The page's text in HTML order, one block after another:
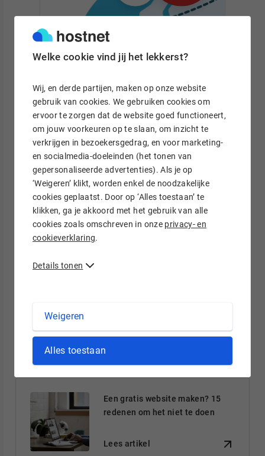
Welke cookie vind jij het lekkerst?
Wij, en derde partijen, maken op onze website
gebruik van cookies. We gebruiken cookies om
ervoor te zorgen dat de website goed functioneert,
om jouw voorkeuren op te slaan, om inzicht te
verkrijgen in bezoekersgedrag, en voor marketing-
en socialmedia-doeleinden (het tonen van
gepersonaliseerde advertenties). Als je op
‘Weigeren’ klikt, worden enkel de noodzakelijke
cookies geplaatst. Door op ‘Alles toestaan’ te
klikken, ga je akkoord met het gebruik van alle
cookies zoals omschreven in onze privacy- en
cookieverklaring.
Details tonen
Weigeren
Alles toestaan
Meer relevante blogartikelen
Websitestructuur voor beginners
Lees artikel
Een gratis website maken? 15
redenen om het niet te doen
Lees artikel